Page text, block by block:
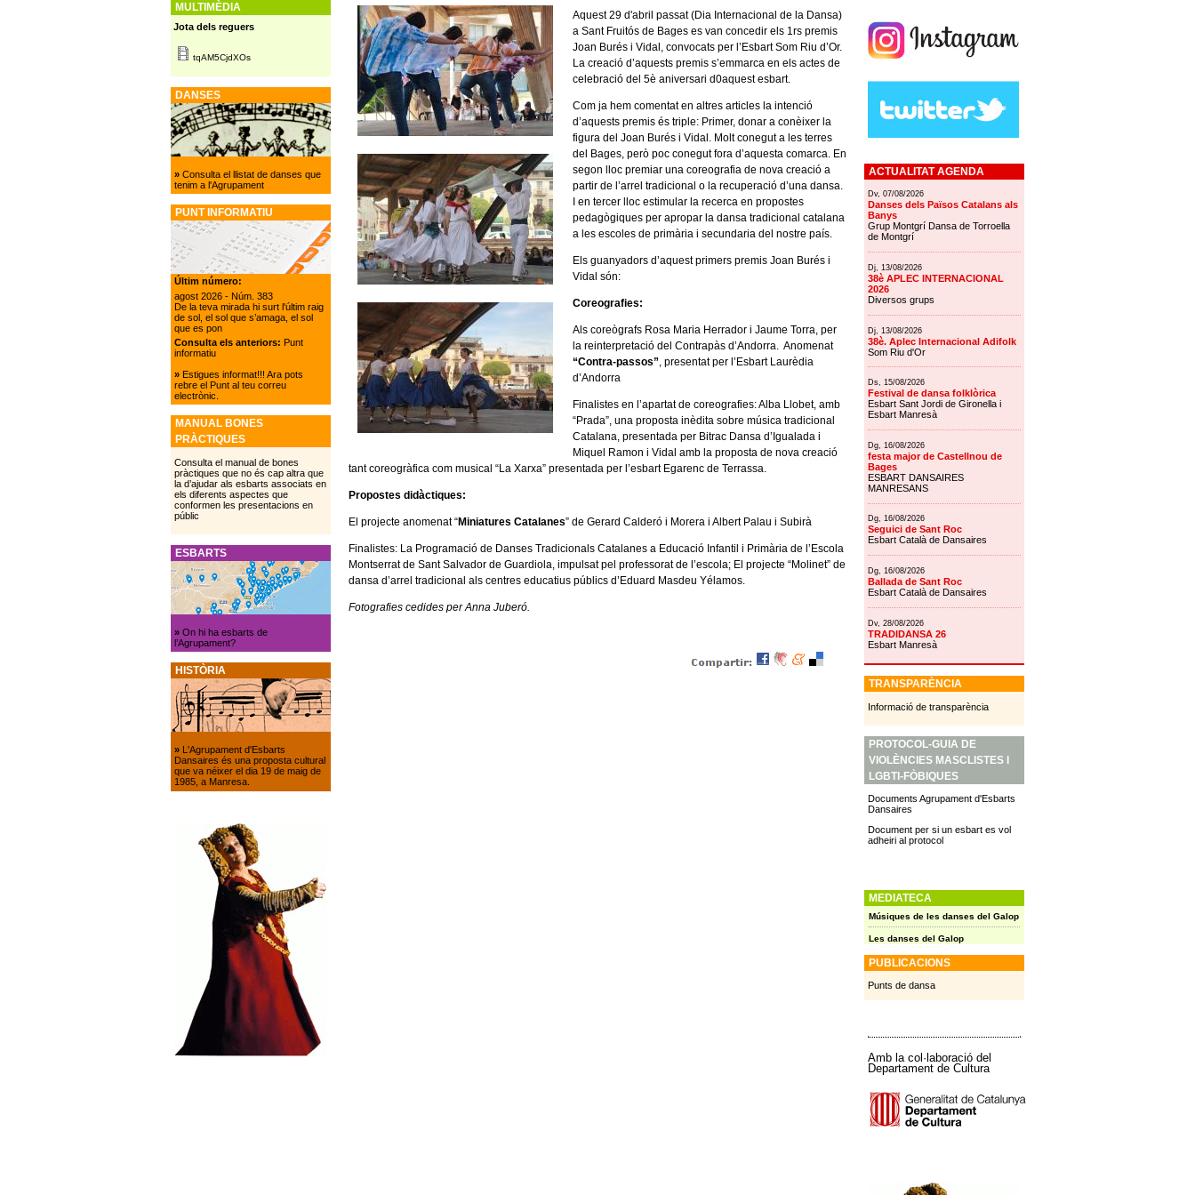
Aquest 29 d'abril passat (Dia Internacional de la Dansa)
a Sant Fruitós de Bages es van concedir els 1rs premis
Joan Burés i Vidal, convocats per l’Esbart Som Riu d’Or.
La creació d’aquests premis s’emmarca en els actes de
celebració del 5è aniversari d0aquest esbart.
Com ja hem comentat en altres articles la intenció
d’aquests premis és triple: Primer, donar a conèixer la
figura del Joan Burés i Vidal. Molt conegut a les terres
del Bages, però poc conegut fora d’aquesta comarca. En
segon lloc premiar una coreografia de nova creació a
partir de l’arrel tradicional o la recuperació d’una dansa.
I en tercer lloc estimular la recerca en propostes
pedagògiques per apropar la dansa tradicional catalana
a les escoles de primària i secundaria del nostre país.
Els guanyadors d’aquest primers premis Joan Burés i
Vidal són:
Coreografies:
Als coreògrafs Rosa Maria Herrador i Jaume Torra, per
la reinterpretació del Contrapàs d’Andorra. Anomenat
“Contra-passos” , presentat per l’Esbart Laurèdia
d’Andorra
Finalistes en l’apartat de coreografies: Alba Llobet, amb
“Prada”, una proposta inèdita sobre música tradicional
Catalana, presentada per Bitrac Dansa d’Igualada i
Miquel Ramon i Vidal amb la proposta de nova creació
tant coreogràfica com musical “La Xarxa” presentada per l’esbart Egarenc de Terrassa.
Propostes didàctiques:
El projecte anomenat “Miniatures Catalanes” de Gerard Calderó i Morera i Albert Palau i Subirà
Finalistes: La Programació de Danses Tradicionals Catalanes a Educació Infantil i Primària de l’Escola
Montserrat de Sant Salvador de Guardiola, impulsat pel professorat de l’escola; El projecte “Molinet” de
dansa d’arrel tradicional als centres educatius públics d’Eduard Masdeu Yélamos.
Fotografies cedides per Anna Juberó.
MULTIMÈDIA
Jota dels reguers
tqAM5CjdXOs
DANSES
»Consulta el llistat de danses que
tenim a l'Agrupament
PUNT INFORMATIU
Últim número:
agost 2026 - Núm. 383
De la teva mirada hi surt l'últim raig
de sol, el sol que s’amaga, el sol
que es pon
Consulta els anteriors: Punt
informatiu
»Estigues informat!!! Ara pots
rebre el Punt al teu correu
electrònic.
MANUAL BONES
PRÀCTIQUES
Consulta el manual de bones
pràctiques que no és cap altra que
la d’ajudar als esbarts associats en
els diferents aspectes que
conformen les presentacions en
públic
ESBARTS
»On hi ha esbarts de
l’Agrupament?
HISTÒRIA
» L'Agrupament d'Esbarts
Dansaires és una proposta cultural
que va néixer el dia 19 de maig de
1985, a Manresa.
ACTUALITAT AGENDA
Dv, 07/08/2026
Danses dels Països Catalans als
Banys
Grup Montgrí Dansa de Torroella
de Montgrí
Dj, 13/08/2026
38è APLEC INTERNACIONAL
2026
Diversos grups
Dj, 13/08/2026
38è. Aplec Internacional Adifolk
Som Riu d'Or
Ds, 15/08/2026
Festival de dansa folklòrica
Esbart Sant Jordi de Gironella i
Esbart Manresà
Dg, 16/08/2026
festa major de Castellnou de
Bages
ESBART DANSAIRES
MANRESANS
Dg, 16/08/2026
Seguici de Sant Roc
Esbart Català de Dansaires
Dg, 16/08/2026
Ballada de Sant Roc
Esbart Català de Dansaires
Dv, 28/08/2026
TRADIDANSA 26
Esbart Manresà
TRANSPARÈNCIA
Informació de transparència
PROTOCOL-GUIA DE
VIOLÈNCIES MASCLISTES I
LGBTI-FÒBIQUES
Documents Agrupament d'Esbarts
Dansaires
Document per si un esbart es vol
adheiri al protocol
MEDIATECA
Músiques de les danses del Galop
Les danses del Galop
PUBLICACIONS
Punts de dansa
Amb la col·laboració del
Departament de Cultura